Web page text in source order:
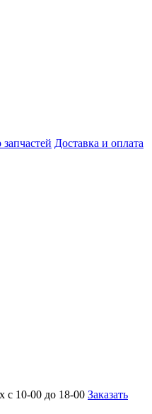
Доставка и оплата
с 10-00 до 18-00 Заказать